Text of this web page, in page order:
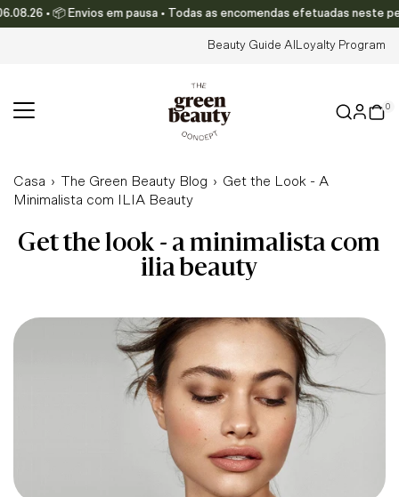
Translation missing: pt-PT.accessibility.skip_to_text
• 📦 Envios em pausa • Todas as encomendas efetuadas neste
Beauty Guide AI Loyalty Program
0
Casa › The Green Beauty Blog › Get the Look - A
Minimalista com ILIA Beauty
get the look - a minimalista com
ilia beauty